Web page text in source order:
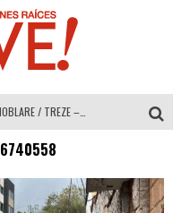
MULTIOFICINAS / AMOBLARE / TREZE – Especial Interiorismo & Decoración 2026
COLINEAL – Especial Interiorismo & Decoración 2026